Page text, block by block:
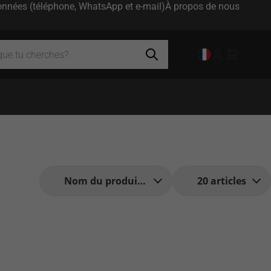
(téléphone, WhatsApp et e-mail)À propos de nous